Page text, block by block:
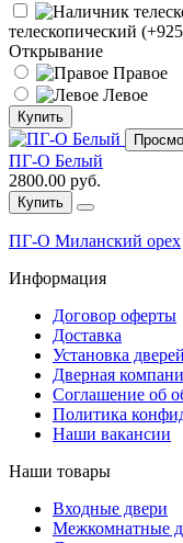
телескопический
Открывание
Правое
Левое
Купить
ПГ-О Белый
2800.00 руб.
Купить
ПГ-О Миланский орех
Информация
Договор оферты
Доставка
Установка дверей
Дверная
Соглашение об
Политика
Наши вакансии
Наши товары
Входные двери
Межкомнатные